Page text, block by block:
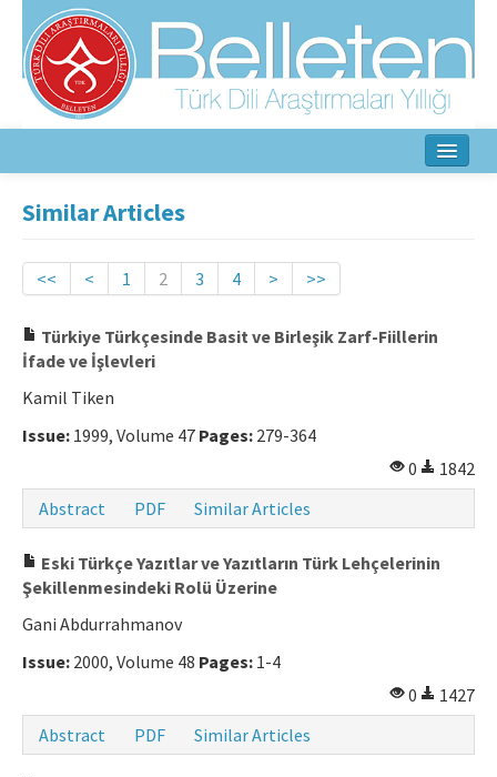
Aim & Scope
Editorial Board
Ethical Principles
Contact Us
Manuscript Submission
ISSN: 0564-5050 · e-ISSN: 2651-5113
Similar Articles
<< < 1 2 3 4 > >>
Türkiye Türkçesinde Basit ve Birleşik Zarf-Fiillerin
İfade ve İşlevleri
Kamil Tiken
Issue: 1999, Volume 47 Pages: 279-364
0
1842
Abstract
PDF Similar Articles
Eski Türkçe Yazıtlar ve Yazıtların Türk Lehçelerinin
Şekillenmesindeki Rolü Üzerine
Gani Abdurrahmanov
Issue: 2000, Volume 48 Pages: 1-4
0
1427
Abstract
PDF Similar Articles